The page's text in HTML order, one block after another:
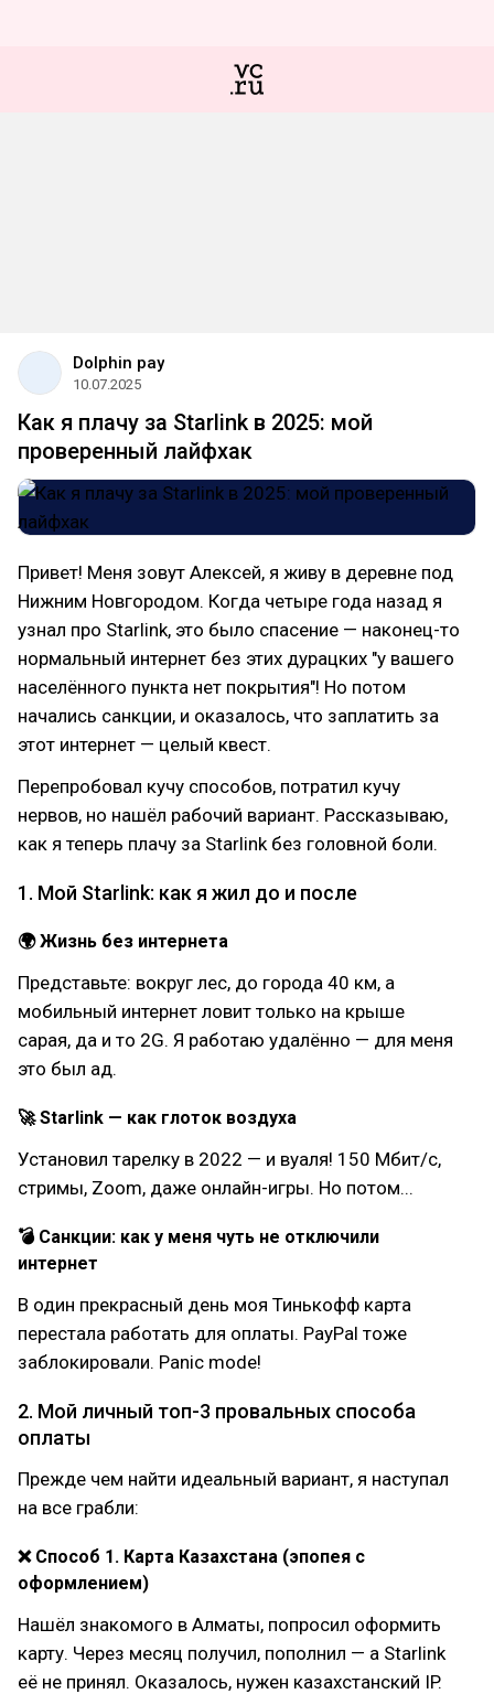
Dolphin pay
10.07.2025
Как я плачу за Starlink в 2025: мой
проверенный лайфхак
Привет! Меня зовут Алексей, я живу в деревне под
Нижним Новгородом. Когда четыре года назад я
узнал про Starlink, это было спасение — наконец-то
нормальный интернет без этих дурацких "у вашего
населённого пункта нет покрытия"! Но потом
начались санкции, и оказалось, что заплатить за
этот интернет — целый квест.
Перепробовал кучу способов, потратил кучу
нервов, но нашёл рабочий вариант. Рассказываю,
как я теперь плачу за Starlink без головной боли.
1. Мой Starlink: как я жил до и после
🌍 Жизнь без интернета
Представьте: вокруг лес, до города 40 км, а
мобильный интернет ловит только на крыше
сарая, да и то 2G. Я работаю удалённо — для меня
это был ад.
🚀 Starlink — как глоток воздуха
Установил тарелку в 2022 — и вуаля! 150 Мбит/с,
стримы, Zoom, даже онлайн-игры. Но потом...
💣 Санкции: как у меня чуть не отключили
интернет
В один прекрасный день моя Тинькофф карта
перестала работать для оплаты. PayPal тоже
заблокировали. Panic mode!
2. Мой личный топ-3 провальных способа
оплаты
Прежде чем найти идеальный вариант, я наступал
на все грабли:
❌ Способ 1. Карта Казахстана (эпопея с
оформлением)
Нашёл знакомого в Алматы, попросил оформить
карту. Через месяц получил, пополнил — а Starlink
её не принял. Оказалось, нужен казахстанский IP.